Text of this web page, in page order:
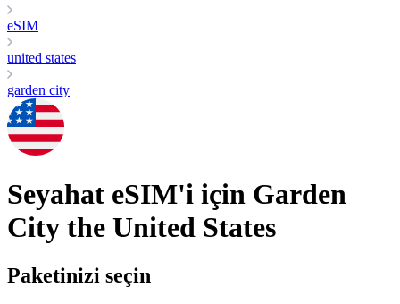
eSIM
united states
garden city
Seyahat eSIM'i için Garden
City the United States
Paketinizi seçin